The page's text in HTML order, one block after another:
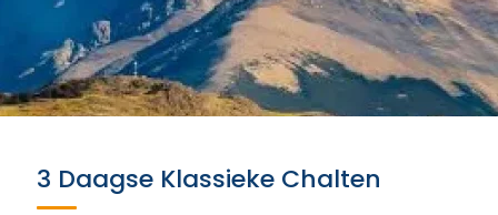
3 Daagse Klassieke Chalten